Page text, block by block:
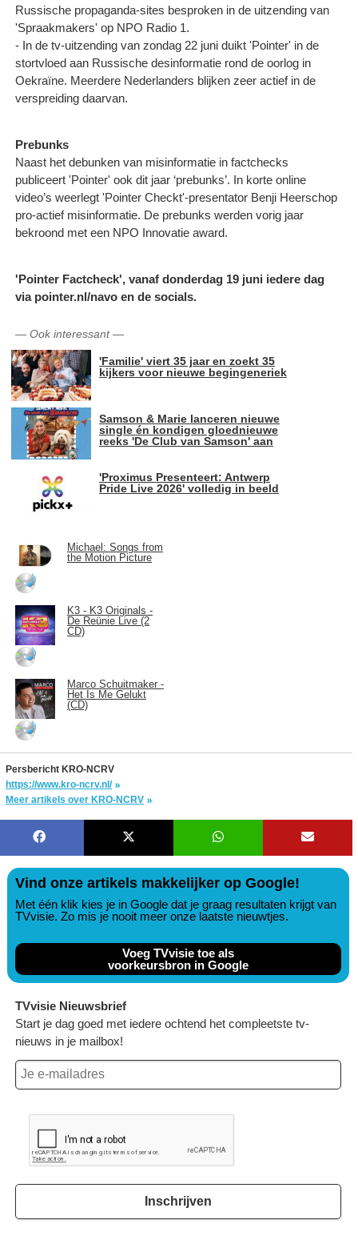
Russische propaganda-sites besproken in de uitzending van
'Spraakmakers' op NPO Radio 1.
- In de tv-uitzending van zondag 22 juni duikt 'Pointer' in de
stortvloed aan Russische desinformatie rond de oorlog in
Oekraïne. Meerdere Nederlanders blijken zeer actief in de
verspreiding daarvan.
Prebunks
Naast het debunken van misinformatie in factchecks
publiceert 'Pointer' ook dit jaar ‘prebunks’. In korte online
video’s weerlegt 'Pointer Checkt'-presentator Benji Heerschop
pro-actief misinformatie. De prebunks werden vorig jaar
bekroond met een NPO Innovatie award.
'Pointer Factcheck', vanaf donderdag 19 juni iedere dag
via pointer.nl/navo en de socials.
— Ook interessant—
'Familie' viert 35 jaar en zoekt 35
kijkers voor nieuwe begingeneriek
Samson & Marie lanceren nieuwe
single én kondigen gloednieuwe
reeks 'De Club van Samson' aan
'Proximus Presenteert: Antwerp
Pride Live 2026' volledig in beeld
Michael: Songs from
the Motion Picture
K3 - K3 Originals -
De Reünie Live (2
CD)
Marco Schuitmaker -
Het Is Me Gelukt
(CD)
Persbericht KRO-NCRV
https://www.kro-ncrv.nl/
Meer artikels over KRO-NCRV
Vind onze artikels makkelijker op Google!
Met één klik kies je in Google dat je graag resultaten krijgt van
TVvisie. Zo mis je nooit meer onze laatste nieuwtjes.
Voeg TVvisie toe als
voorkeursbron in Google
TVvisie Nieuwsbrief
Start je dag goed met iedere ochtend het compleetste tv-
nieuws in je mailbox!
Inschrijven